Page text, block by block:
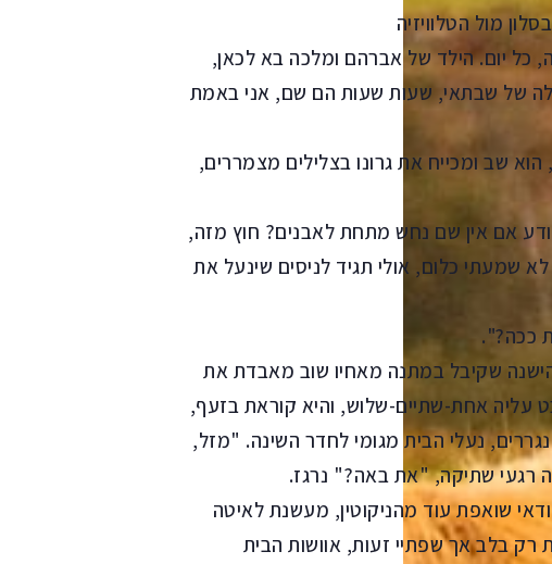
כל יום. הילד של אברהם ומלכה בא לכאן,
של שבתאי, שעות שעות הם שם, אני באמת
שב ומכייח את גרונו בצלילים מצמררים,
אם אין שם נחש מתחת לאבנים? חוץ מזה,
שמעתי כלום, אולי תגיד לניסים שינעל את
ככה?".
שקיבל במתנה מאחיו שוב מאבדת את
עליה אחת-שתיים-שלוש, והיא קוראת בזעף,
נעלי הבית מגומי לחדר השינה. "מזל,
שתיקה, "את באה?" נרגז.
שואפת עוד מהניקוטין, מעשנת לאיטה
רק בלב אך שפתיי זעות, אוושות הבית